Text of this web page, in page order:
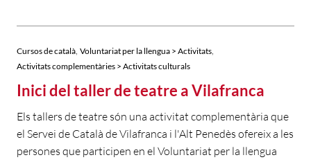
Cursos de català Voluntariat per la llengua > Activitats
Activitats complementàries > Activitats culturals
Inici del taller de teatre a Vilafranca
Els tallers de teatre són una activitat complementària que
el Servei de Català de Vilafranca i l'Alt Penedès ofereix a les
persones que participen en el Voluntariat per la llengua